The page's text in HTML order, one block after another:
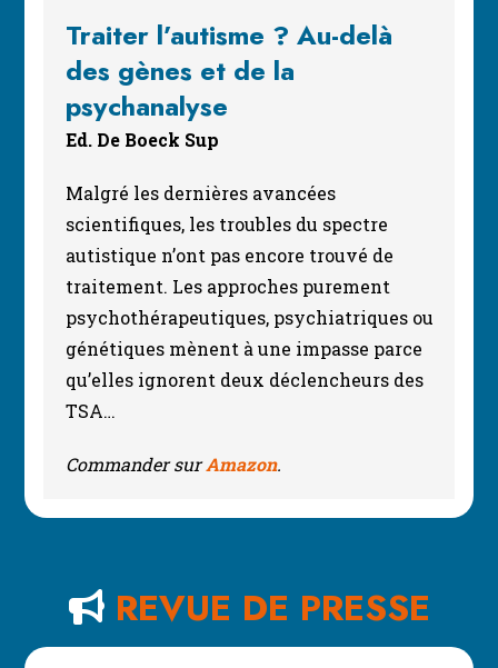
Traiter l’autisme ? Au-delà
des gènes et de la
psychanalyse
Ed. De Boeck Sup
Malgré les dernières avancées
scientifiques, les troubles du spectre
autistique n’ont pas encore trouvé de
traitement. Les approches purement
psychothérapeutiques, psychiatriques ou
génétiques mènent à une impasse parce
qu’elles ignorent deux déclencheurs des
TSA…
Commander surAmazon.
REVUE DE PRESSE